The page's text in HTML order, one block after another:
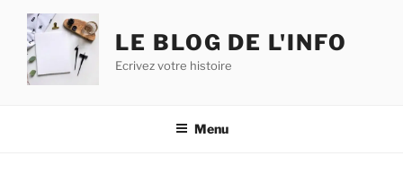
Aller
contenu
principal
LE BLOG DE L'INFO
Ecrivez votre histoire
Menu